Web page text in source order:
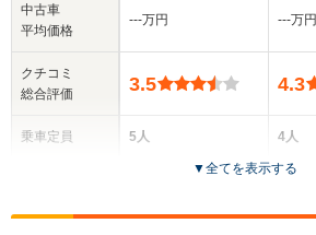
中古車
平均価格
クチコミ
総合評価
乗車定員
‐‐‐万円
3.5
5人
‐‐‐万円
4.3
4人
2ドア
▼全てを表示する